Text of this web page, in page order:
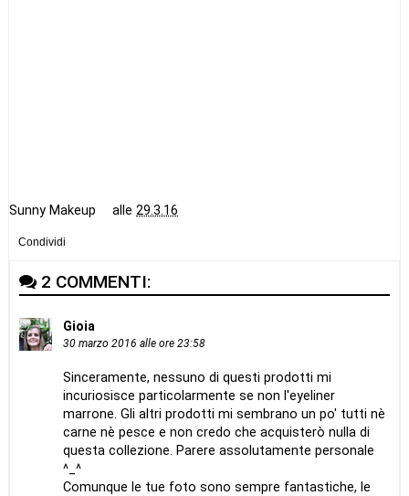
Sunny Makeup alle29.3.16
Condividi
2 COMMENTI:
Gioia
30 marzo 2016 alle ore 23:58
Sinceramente, nessuno di questi prodotti mi
incuriosisce particolarmente se non l'eyeliner
marrone. Gli altri prodotti mi sembrano un po' tutti nè
carne nè pesce e non credo che acquisterò nulla di
questa collezione. Parere assolutamente personale
^_^
Comunque le tue foto sono sempre fantastiche, le